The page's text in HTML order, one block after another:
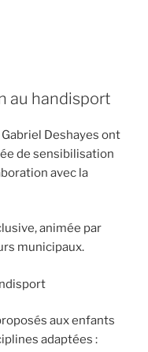
au handisport
Deshayes ont
de sensibilisation
avec la
animée par
municipaux.
aux enfants
adaptées :